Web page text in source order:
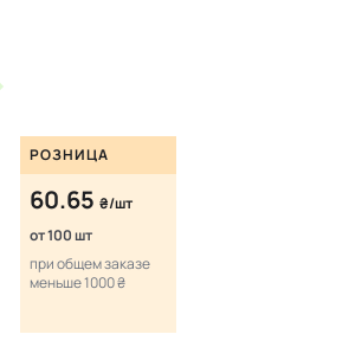
РОЗНИЦА
60.65 ₴/шт
от 100 шт
при общем заказе
меньше 1000 ₴